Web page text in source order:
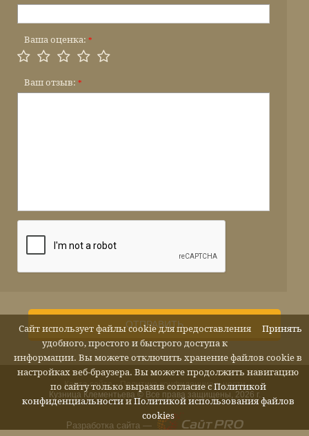
Ваша оценка: *
Ваш отзыв: *
ОТПРАВИТЬ
Кузница Клементьева © Все права защищены, 2026 г.
Карта сайта Политика конфиденциальности
Разработка сайта —
Принять
Сайт использует файлы cookie для предоставления
удобного, простого и быстрого доступа к
информации. Вы можете отключить хранение файлов cookie в
настройках веб-браузера. Вы можете продолжить навигацию
по сайту только выразив согласие с Политикой
конфиденциальностии Политикой использования файлов
cookies